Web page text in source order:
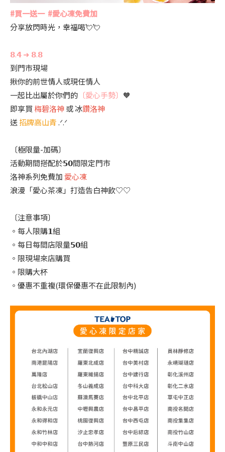
#買一送一 #愛心凍免費加
分享放閃時光，幸福喝💘💘
𝟴.𝟰 ➜ 𝟴.𝟴
到門市現場
揪你的前世情人或現任情人
一起比出屬於你們的 〔愛心手勢〕 🧡
即享買 梅碧洛神或 冰鑽洛神
送招牌高山青.ᐟ.ᐟ
〔極限量-加碼〕
活動期間搭配於𝟱𝟬間限定門市
洛神系列免費加 愛心凍
浪漫「愛心茶凍」打造告白神飲♡♡
〔注意事項〕
。每人限購𝟭組
。每日每間店限量𝟱𝟬組
。限現場來店購買
。限購大杯
。優惠不重複(環保優惠不在此限制內)